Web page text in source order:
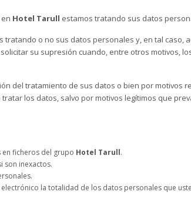
Hotel Tarull estamos tratando sus datos
o no sus datos personales y, en tal caso,
su supresión cuando, entre otros motivos,
del tratamiento de sus datos o bien por motivos
los datos, salvo por motivos legítimos que
en ficheros del grupo Hotel Tarull.
son inexactos.
electrónico la totalidad de los datos personales que